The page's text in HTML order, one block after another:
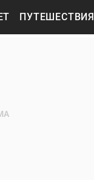
ПУТЕШЕСТВИЯ